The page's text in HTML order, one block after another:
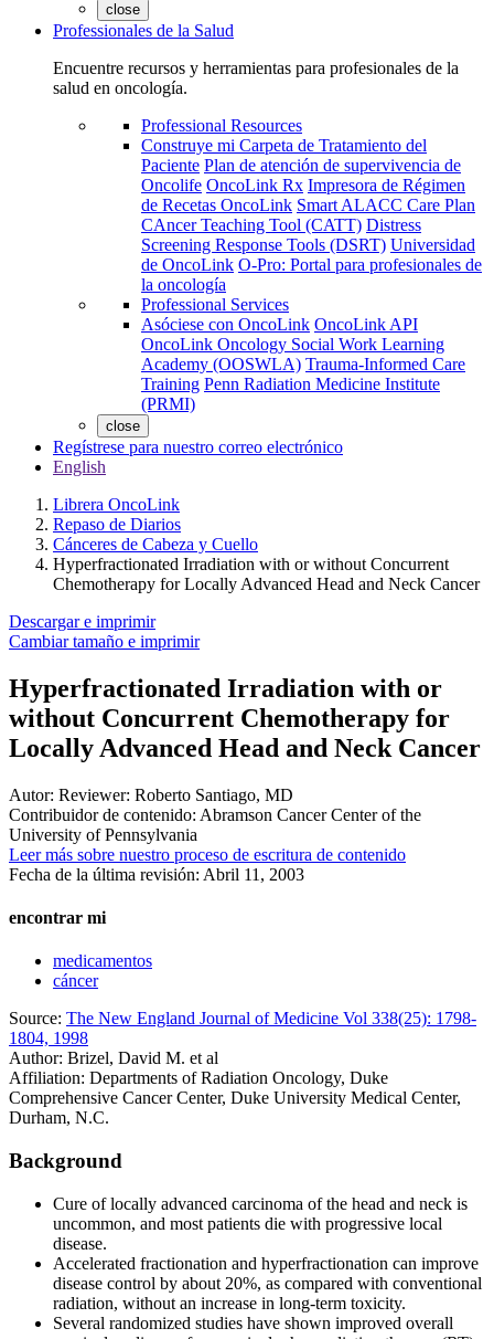
close
Professionales de la Salud
Encuentre recursos y herramientas para profesionales de la
salud en oncología.
Professional Resources
Construye mi Carpeta de Tratamiento del
Paciente Plan de atención de supervivencia de
Oncolife OncoLink Rx Impresora de Régimen
de Recetas OncoLink Smart ALACC Care Plan
CAncer Teaching Tool (CATT) Distress
Screening Response Tools (DSRT) Universidad
de OncoLink O-Pro: Portal para profesionales de
la oncología
Professional Services
Asóciese con OncoLink OncoLink API
OncoLink Oncology Social Work Learning
Academy (OOSWLA) Trauma-Informed Care
Training Penn Radiation Medicine Institute
(PRMI)
close
Regístrese para nuestro correo electrónico
English
Librera OncoLink
Repaso de Diarios
Cánceres de Cabeza y Cuello
Hyperfractionated Irradiation with or without Concurrent
Chemotherapy for Locally Advanced Head and Neck Cancer
Descargar e imprimir
Cambiar tamaño e imprimir
Hyperfractionated Irradiation with or
without Concurrent Chemotherapy for
Locally Advanced Head and Neck Cancer
Autor: Reviewer: Roberto Santiago, MD
Contribuidor de contenido: Abramson Cancer Center of the
University of Pennsylvania
Leer más sobre nuestro proceso de escritura de contenido
Fecha de la última revisión: Abril 11, 2003
encontrar mi
medicamentos
cáncer
Source: The New England Journal of Medicine Vol 338(25): 1798-
1804, 1998
Author: Brizel, David M. et al
Affiliation: Departments of Radiation Oncology, Duke
Comprehensive Cancer Center, Duke University Medical Center,
Durham, N.C.
Background
Cure of locally advanced carcinoma of the head and neck is
uncommon, and most patients die with progressive local
disease.
Accelerated fractionation and hyperfractionation can improve
disease control by about 20%, as compared with conventional
radiation, without an increase in long-term toxicity.
Several randomized studies have shown improved overall